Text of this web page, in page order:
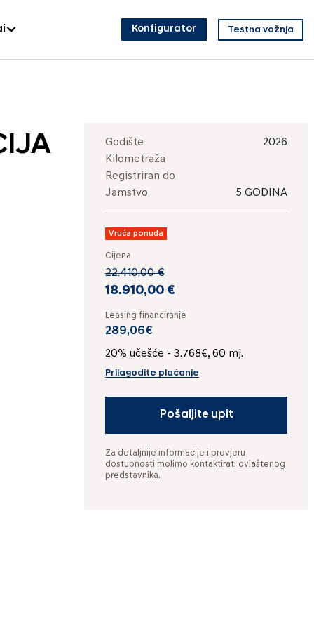
Konfigurator Testna vožnja
Godište
2026
Kilometraža
Registriran do
Jamstvo
5 GODINA
Vruća ponuda
Cijena
22.410,00 €
18.910,00 €
Leasing financiranje
289,06€
20% učešće - 3.768€, 60 mj.
Prilagodite plaćanje
Pošaljite upit
Za detaljnije informacije i provjeru
dostupnosti molimo kontaktirati ovlaštenog
predstavnika.